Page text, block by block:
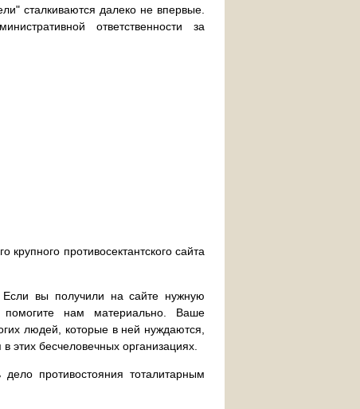
сталкиваются далеко не впервые.
ответственности за
противосектантского сайта
Если вы получили на сайте нужную
нам материально. Ваше
людей, которые в ней нуждаются,
этих бесчеловечных организациях.
противостояния тоталитарным